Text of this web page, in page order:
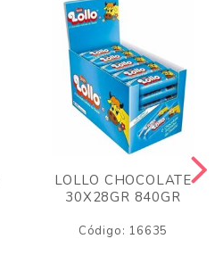
LOLLO CHOCOLATE
30X28GR 840GR
Código: 16635